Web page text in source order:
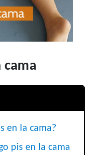
cama
en la cama?
pis en la cama